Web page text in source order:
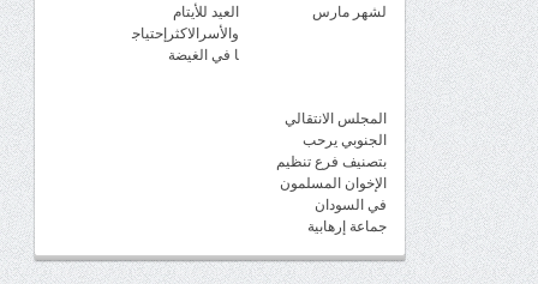
لشهر مارس
العيد للأيتام
والأسرالاكثرإحتياج
ا في الغيضة
المجلس الانتقالي
الجنوبي يرحب
بتصنيف فرع تنظيم
الإخوان المسلمون
في السودان
جماعة إرهابية